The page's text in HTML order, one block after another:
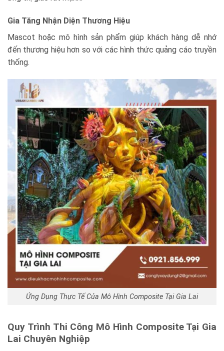
Gia Tăng Nhận Diện Thương Hiệu
Mascot hoặc mô hình sản phẩm giúp khách hàng dễ nhớ
đến thương hiệu hơn so với các hình thức quảng cáo truyền
thống.
Ứng Dụng Thực Tế Của Mô Hình Composite Tại Gia Lai
Quy Trình Thi Công Mô Hình Composite Tại Gia
Lai Chuyên Nghiệp